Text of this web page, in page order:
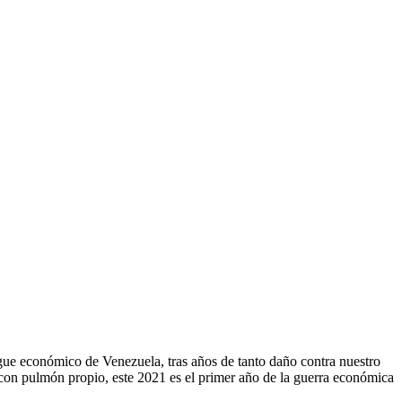
económico de Venezuela, tras años de tanto daño contra nuestro
pulmón propio, este 2021 es el primer año de la guerra económica